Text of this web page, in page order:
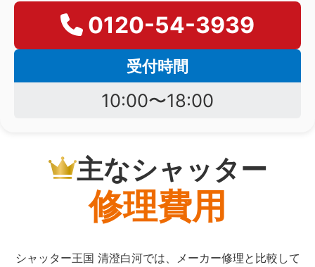
0120-54-3939
受付時間
10:00〜18:00
主なシャッター
修理費用
シャッター王国 清澄白河では、メーカー修理と比較して